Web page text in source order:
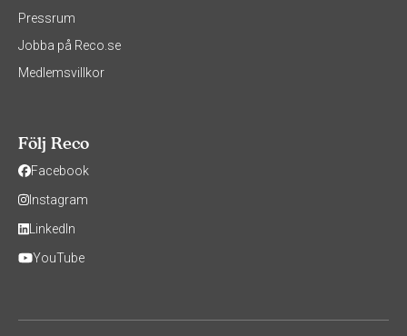
Pressrum
Jobba på Reco.se
Medlemsvillkor
Följ Reco
Facebook
Instagram
LinkedIn
YouTube